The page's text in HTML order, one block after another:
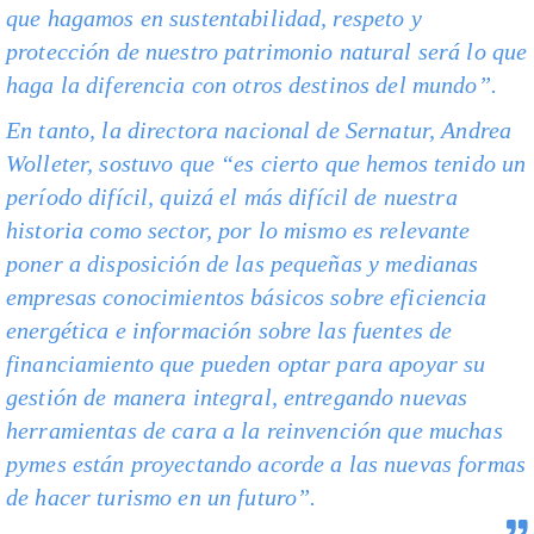
que hagamos en sustentabilidad, respeto y
protección de nuestro patrimonio natural será lo que
haga la diferencia con otros destinos del mundo”.
En tanto, la directora nacional de Sernatur, Andrea
Wolleter, sostuvo que “es cierto que hemos tenido un
período difícil, quizá el más difícil de nuestra
historia como sector, por lo mismo es relevante
poner a disposición de las pequeñas y medianas
empresas conocimientos básicos sobre eficiencia
energética e información sobre las fuentes de
financiamiento que pueden optar para apoyar su
gestión de manera integral, entregando nuevas
herramientas de cara a la reinvención que muchas
pymes están proyectando acorde a las nuevas formas
de hacer turismo en un futuro”.